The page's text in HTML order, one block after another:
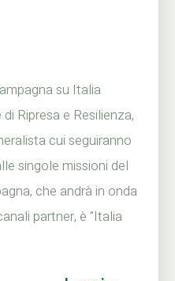
su Italia
Ripresa e Resilienza,
cui seguiranno
singole missioni del
che andrà in onda
partner, è "Italia